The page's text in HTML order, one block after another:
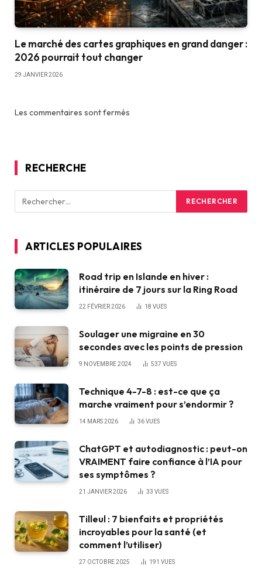
Le marché des cartes graphiques en grand danger :
2026 pourrait tout changer
29 JANVIER 2026
Les commentaires sont fermés
RECHERCHE
ARTICLES POPULAIRES
Road trip en Islande en hiver :
itinéraire de 7 jours sur la Ring Road
22 FÉVRIER 2026 18 VUES
Soulager une migraine en 30
secondes avec les points de pression
9 NOVEMBRE 2024 537 VUES
Technique 4-7-8 : est-ce que ça
marche vraiment pour s’endormir ?
14 MARS 2026 36VUES
ChatGPT et autodiagnostic : peut-on
VRAIMENT faire confiance à l’IA pour
ses symptômes ?
21 JANVIER 2026 33 VUES
Tilleul : 7 bienfaits et propriétés
incroyables pour la santé (et
comment l’utiliser)
27 OCTOBRE 2025 191 VUES